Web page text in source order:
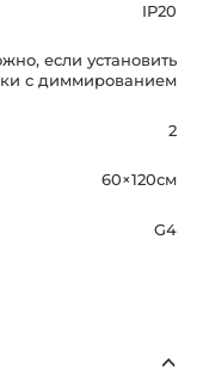
IP20
если установить
с диммированием
2
60×120см
G4